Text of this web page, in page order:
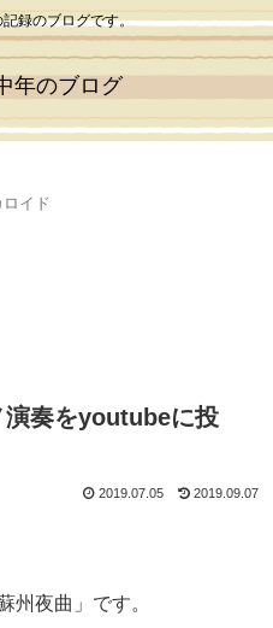
録のブログです。
年のブログ
イド
演奏をyoutubeに投
2019.07.05 2019.09.07
州夜曲」です。